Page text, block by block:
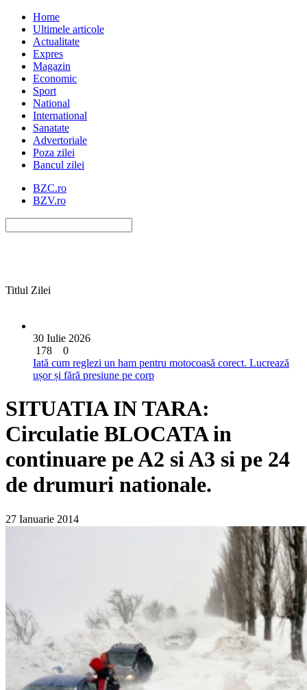
Home
Ultimele articole
Actualitate
Expres
Magazin
Economic
Sport
National
International
Sanatate
Advertoriale
Poza zilei
Bancul zilei
BZC.ro
BZV.ro
Titlul Zilei
30 Iulie 2026
178
0
Iată cum reglezi un ham pentru motocoasă corect. Lucrează
ușor și fără presiune pe corp
SITUATIA IN TARA:
Circulatie BLOCATA in
continuare pe A2 si A3 si pe 24
de drumuri nationale.
27 Ianuarie 2014